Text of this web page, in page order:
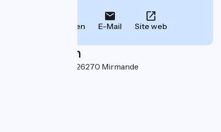
Anrufen E-Mail Site web
Localisation
3 rue André Lhote 26270 Mirmande